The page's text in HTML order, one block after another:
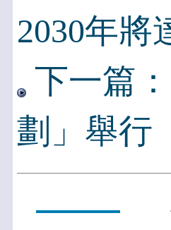
2030年將
下一篇
劃」舉行